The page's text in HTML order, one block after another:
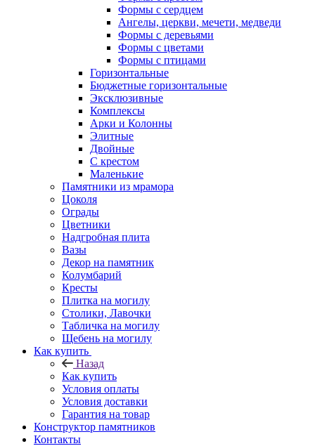
Формы с сердцем
Ангелы, церкви, мечети, медведи
Формы с деревьями
Формы с цветами
Формы с птицами
Горизонтальные
Бюджетные горизонтальные
Эксклюзивные
Комплексы
Арки и Колонны
Элитные
Двойные
С крестом
Маленькие
Памятники из мрамора
Цоколя
Ограды
Цветники
Надгробная плита
Вазы
Декор на памятник
Колумбарий
Кресты
Плитка на могилу
Столики, Лавочки
Табличка на могилу
Щебень на могилу
Как купить
Назад
Как купить
Условия оплаты
Условия доставки
Гарантия на товар
Конструктор памятников
Контакты